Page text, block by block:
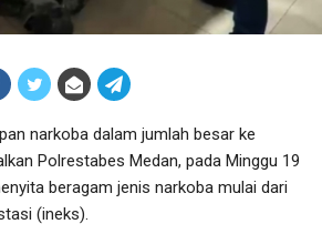
narkoba dalam jumlah besar ke
Polrestabes Medan, pada Minggu 19
beragam jenis narkoba mulai dari
(ineks).